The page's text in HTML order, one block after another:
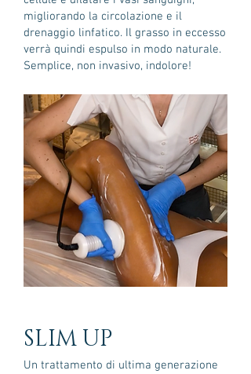
migliorando la circolazione e il
drenaggio linfatico. Il grasso in eccesso
verrà quindi espulso in modo naturale.
Semplice, non invasivo, indolore!
SLIM UP
Un trattamento di ultima generazione